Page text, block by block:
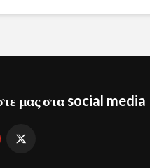
μας στα social media